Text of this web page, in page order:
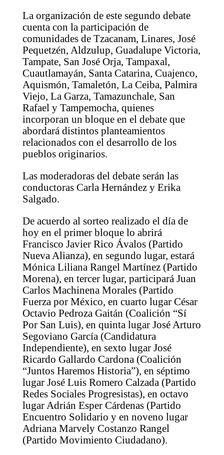
La organización de este segundo debate
cuenta con la participación de
comunidades de Tzacanam, Linares, José
Pequetzén, Aldzulup, Guadalupe Victoria,
Tampate, San José Orja, Tampaxal,
Cuautlamayán, Santa Catarina, Cuajenco,
Aquismón, Tamaletón, La Ceiba, Palmira
Viejo, La Garza, Tamazunchale, San
Rafael y Tampemocha, quienes
incorporan un bloque en el debate que
abordará distintos planteamientos
relacionados con el desarrollo de los
pueblos originarios.
Las moderadoras del debate serán las
conductoras Carla Hernández y Erika
Salgado.
De acuerdo al sorteo realizado el día de
hoy en el primer bloque lo abrirá
Francisco Javier Rico Ávalos (Partido
Nueva Alianza), en segundo lugar, estará
Mónica Liliana Rangel Martínez (Partido
Morena), en tercer lugar, participará Juan
Carlos Machinena Morales (Partido
Fuerza por México, en cuarto lugar César
Octavio Pedroza Gaitán (Coalición “Sí
Por San Luis), en quinta lugar José Arturo
Segoviano García (Candidatura
Independiente), en sexto lugar José
Ricardo Gallardo Cardona (Coalición
“Juntos Haremos Historia”), en séptimo
lugar José Luis Romero Calzada (Partido
Redes Sociales Progresistas), en octavo
lugar Adrián Esper Cárdenas (Partido
Encuentro Solidario y en noveno lugar
Adriana Marvely Costanzo Rangel
(Partido Movimiento Ciudadano).